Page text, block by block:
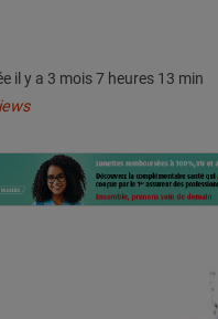
il y a 3 mois 7 heures 13 min